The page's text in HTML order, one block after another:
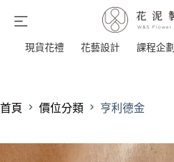
現貨花禮 花藝設計 課程企劃
首頁 價位分類 亨利德金